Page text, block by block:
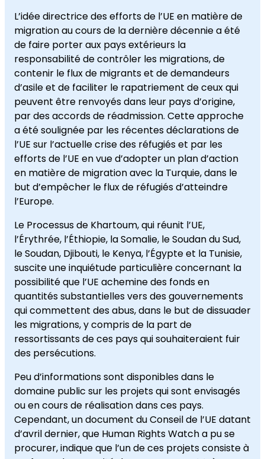
L’idée directrice des efforts de l’UE en matière de
migration au cours de la dernière décennie a été
de faire porter aux pays extérieurs la
responsabilité de contrôler les migrations, de
contenir le flux de migrants et de demandeurs
d’asile et de faciliter le rapatriement de ceux qui
peuvent être renvoyés dans leur pays d’origine,
par des accords de réadmission. Cette approche
a été soulignée par les récentes déclarations de
l’UE sur l’actuelle crise des réfugiés et par les
efforts de l’UE en vue d’adopter un plan d’action
en matière de migration avec la Turquie, dans le
but d’empêcher le flux de réfugiés d’atteindre
l’Europe.
Le Processus de Khartoum, qui réunit l’UE,
l’Érythrée, l’Éthiopie, la Somalie, le Soudan du Sud,
le Soudan, Djibouti, le Kenya, l’Égypte et la Tunisie,
suscite une inquiétude particulière concernant la
possibilité que l’UE achemine des fonds en
quantités substantielles vers des gouvernements
qui commettent des abus, dans le but de dissuader
les migrations, y compris de la part de
ressortissants de ces pays qui souhaiteraient fuir
des persécutions.
Peu d’informations sont disponibles dans le
domaine public sur les projets qui sont envisagés
ou en cours de réalisation dans ces pays.
Cependant, un document du Conseil de l’UE datant
d’avril dernier, que Human Rights Watch a pu se
procurer, indique que l’un de ces projets consiste à